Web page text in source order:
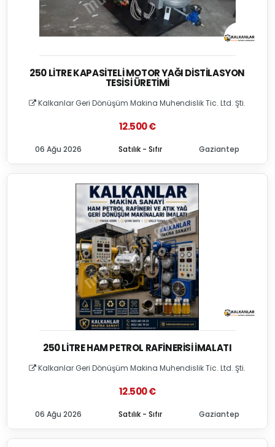
250 LITRE KAPASITELI MOTOR YAĞI DISTILASYON
TESISI ÜRETIMI
Kalkanlar Geri Dönüşüm Makina Muhendislik Tic. Ltd. Şti.
12.500 €
Satılık - Sıfır
06 Ağu 2026 Gaziantep
250 LITRE HAM PETROL RAFINERISI İMALATI
Kalkanlar Geri Dönüşüm Makina Muhendislik Tic. Ltd. Şti.
12.500 €
Satılık - Sıfır
06 Ağu 2026 Gaziantep